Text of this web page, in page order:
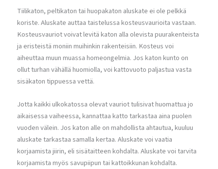
Tiilikaton, peltikaton tai huopakaton aluskate ei ole pelkkä
koriste. Aluskate auttaa taistelussa kosteusvaurioita vastaan.
Kosteusvauriot voivat levitä katon alla olevista puurakenteista
ja eristeistä moniin muihinkin rakenteisiin. Kosteus voi
aiheuttaa muun muassa homeongelmia. Jos katon kunto on
ollut turhan vähällä huomiolla, voi kattovuoto paljastua vasta
sisäkaton tippuessa vettä.
Jotta kaikki ulkokatossa olevat vauriot tulisivat huomattua jo
aikaisessa vaiheessa, kannattaa katto tarkastaa aina puolen
vuoden välein. Jos katon alle on mahdollista ahtautua, kuuluu
aluskate tarkastaa samalla kertaa. Aluskate voi vaatia
korjaamista jiirin, eli sisätaitteen kohdalta. Aluskate voi tarvita
korjaamista myös savupiipun tai kattoikkunan kohdalta.